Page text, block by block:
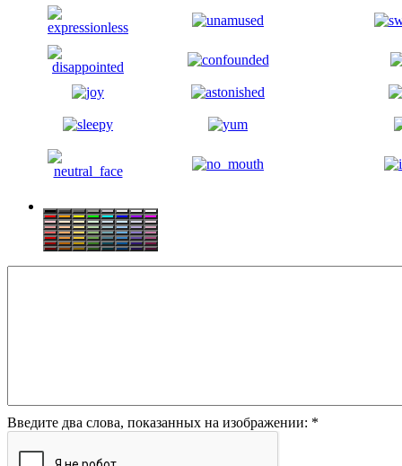
Введите два слова, показанных на изображении: *